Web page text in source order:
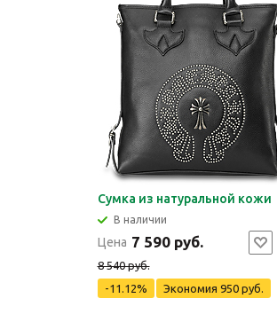
Сумка из натуральной кожи
В наличии
Цена 7 590 руб.
8 540 руб.
-11.12%
Экономия 950 руб.